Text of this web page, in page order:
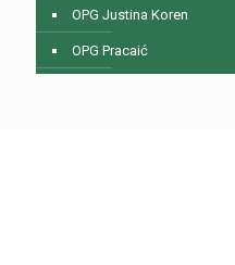
OPG Justina Koren
OPG Pracaić